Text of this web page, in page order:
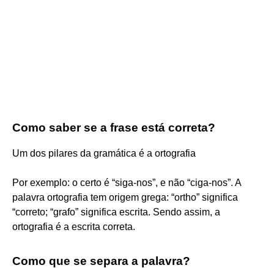
Como saber se a frase está correta?
Um dos pilares da gramática é a ortografia
Por exemplo: o certo é “siga-nos”, e não “ciga-nos”. A
palavra ortografia tem origem grega: “ortho” significa
“correto; “grafo” significa escrita. Sendo assim, a
ortografia é a escrita correta.
Como que se separa a palavra?